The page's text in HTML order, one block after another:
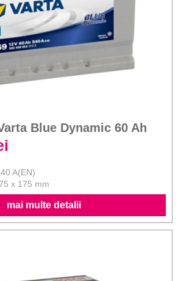
Blue Dynamic 60 Ah
A(EN)
x 175 mm
mai multe detalii